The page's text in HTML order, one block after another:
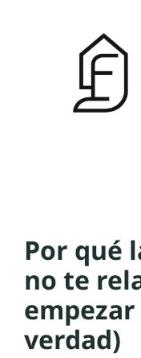
Por qué
no te
verdad)